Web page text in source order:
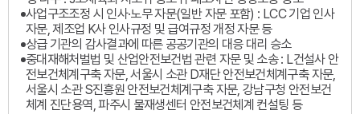
사업구조조정 시 인사·노무 자문(일반 자문 포함) : LCC 기업 인사
자문, 제조업 K사 인사규정 및 급여규정 개정 자문 등
상급 기관의 감사결과에 따른 공공기관의 대응 대리 승소
중대재해처벌법 및 산업안전보건법 관련 자문 및 소송 : L건설사 안
전보건체계구축 자문, 서울시 소관 D재단 안전보건체계구축 자문,
서울시 소관 S진흥원 안전보건체계구축 자문, 강남구청 안전보건
체계 진단용역, 파주시 물재생센터 안전보건체계 컨설팅 등